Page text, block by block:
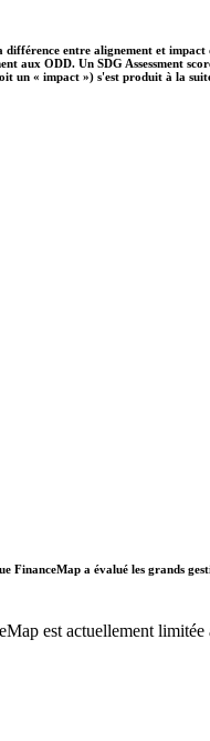
entre alignement et impact
aux ODD. Un SDG Assessment
un « impact ») s'est produit à la
FinanceMap a évalué les grands
est actuellement